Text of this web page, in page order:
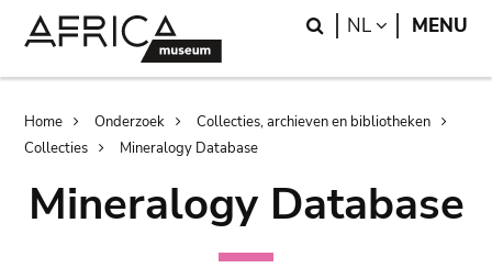
Search
NL LANGUAGE
MENU
Breadcrumb
Home Onderzoek
Collecties, archieven en bibliotheken
Collecties
Mineralogy Database
Mineralogy Database